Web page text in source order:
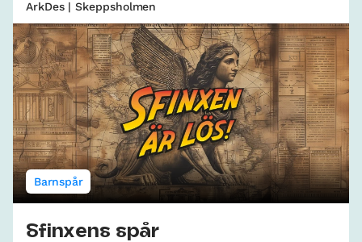
ArkDes | Skeppsholmen
Barnspår
Sfinxens spår